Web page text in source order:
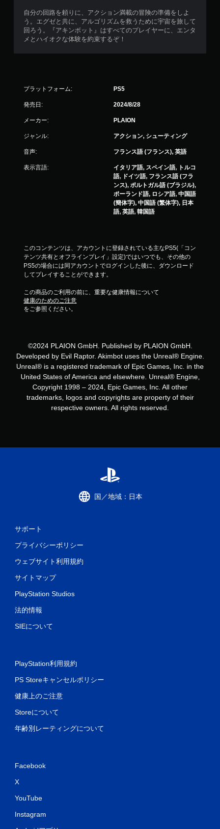
自分の回路を頼りに、アクション満載の冒険の準備をしよ
う。エグゼと共に、アルゴリズムを救うために宇宙を旅して
回ろう。『アキンボット』はすべてのプレイヤーに、エンタ
メとハイオクな体験を約束するぞ！
プラットフォーム: PS5
発売日: 2024/8/28
メーカー: PLAION
ジャンル: アクション, シューティング
音声: フランス語 (フランス), 英語
表示言語:
イタリア語, スペイン語, トルコ
語, ドイツ語, フランス語 (フラ
ンス), ポルトガル語 (ブラジル),
ポーランド語, ロシア語, 中国語
(簡体字), 中国語 (繁体字), 日本
語, 英語, 韓国語
このコンテンツは、アカウントに登録されている主なPS5(「コン
テンツ共有とオフラインプレイ」設定)ではいつでも、その他の
PS5の場合には同アカウントでログインした後に、ダウンロード
してプレイすることができます。
この商品のご利用の前に、重要な健康情報について
健康のためのご注意
をご参照ください。
©2024 PLAION GmbH. Published by PLAION GmbH.
Developed by Evil Raptor. Akimbot uses the Unreal® Engine.
Unreal® is a registered trademark of Epic Games, Inc. in the
United States of America and elsewhere. Unreal® Engine,
Copyright 1998 – 2024, Epic Games, Inc. All other
trademarks, logos and copyrights are property of their
respective owners. All rights reserved.
国／地域：日本
サポート
プライバシーポリシー
ウェブサイト利用規約
サイトマップ
PlayStation Studios
法的情報
SIEについて
PlayStation利用規約
PS Storeキャンセルポリシー
健康上のご注意
Storeについて
年齢別レーティングについて
Facebook
X
YouTube
Instagram